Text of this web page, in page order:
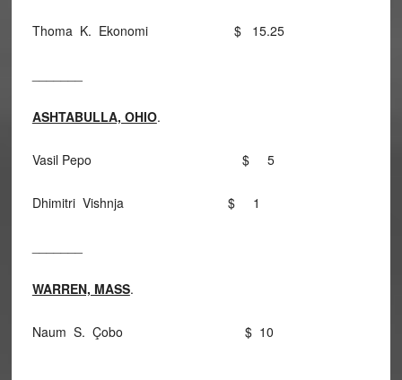
Thoma K. Ekonomi $ 15.25
ASHTABULLA, OHIO.
Vasil Pepo $ 5
Dhimitri Vishnja $ 1
WARREN, MASS.
Naum S. Çobo $ 10